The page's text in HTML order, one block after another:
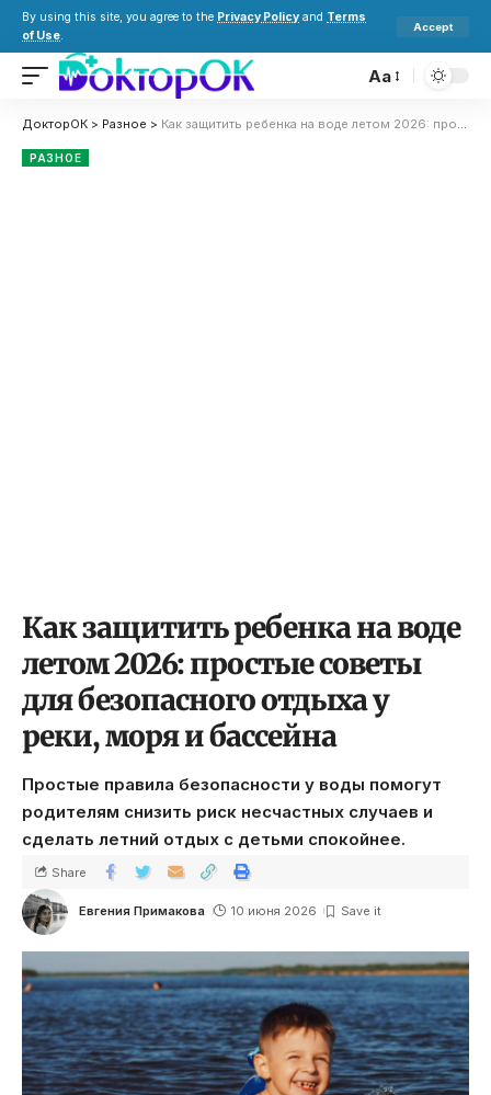
By using this site, you agree to the Privacy Policy and Terms
of Use.
Accept
Aa
ДокторОК > Разное > Как защитить ребенка на воде летом 2026: простые советы для безопасного отдыха у реки, моря и бассейна
РАЗНОЕ
Как защитить ребенка на воде
летом 2026: простые советы
для безопасного отдыха у
реки, моря и бассейна
Простые правила безопасности у воды помогут
родителям снизить риск несчастных случаев и
сделать летний отдых с детьми спокойнее.
Евгения Примакова 10 июня 2026
Share